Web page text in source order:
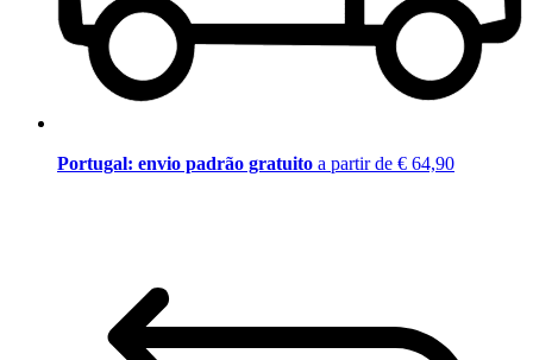
Portugal: envio padrão gratuito a partir de € 64,90